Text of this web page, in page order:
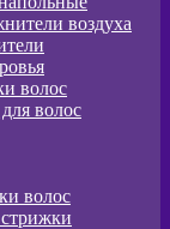
воздуха
волос
волос
волос